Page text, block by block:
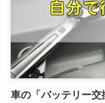
車の「バッテリー